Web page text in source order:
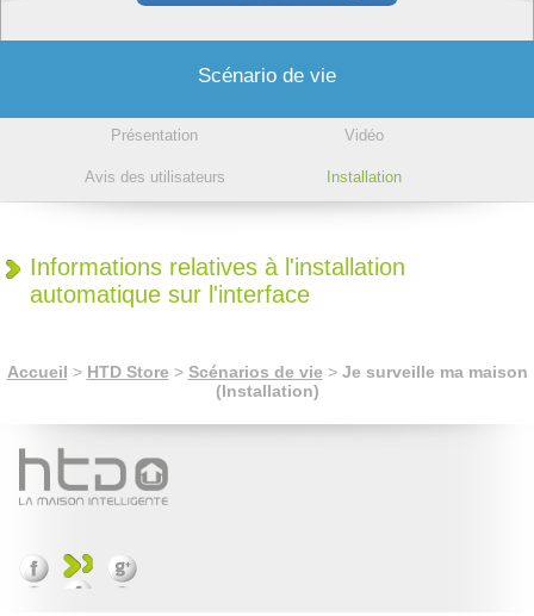
Scénario de vie
Présentation Vidéo
Avis des utilisateurs Installation
Informations relatives à l'installation
automatique sur l'interface
Accueil > HTD Store > Scénarios de vie > Je surveille ma maison
(Installation)